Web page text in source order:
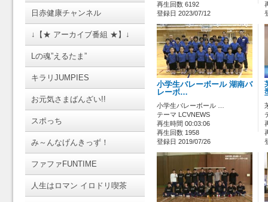
日赤健康チャンネル
↓【★ アーカイブ番組 ★】↓
Lの魂”えるたま”
キラリJUMPIES
お元気さまばんざい!!
スポっち
み～んなげんきっず！
ファファFUNTIME
人生はロマン イロドリ喫茶
再生回数 6192
登録日 2023/07/12
小学生バレーボール 湖南バ
レーボ…
小学生バレーボール …
テーマ LCVNEWS
再生時間 00:03:06
再生回数 1958
登録日 2019/07/26